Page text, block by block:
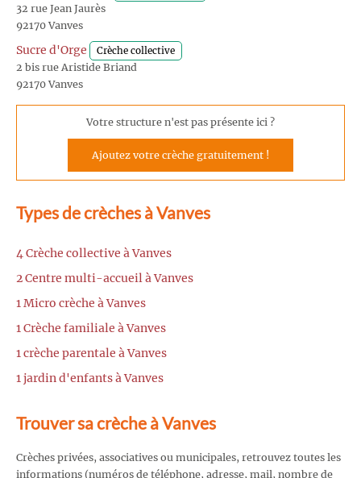
32 rue Jean Jaurès
92170 Vanves
Sucre d'Orge Crèche collective
2 bis rue Aristide Briand
92170 Vanves
Votre structure n'est pas présente ici ?
Ajoutez votre crèche gratuitement !
Types de crèches à Vanves
4 Crèche collective à Vanves
2 Centre multi-accueil à Vanves
1 Micro crèche à Vanves
1 Crèche familiale à Vanves
1 crèche parentale à Vanves
1 jardin d'enfants à Vanves
Trouver sa crèche à Vanves
Crèches privées, associatives ou municipales, retrouvez toutes les
informations (numéros de téléphone, adresse, mail, nombre de